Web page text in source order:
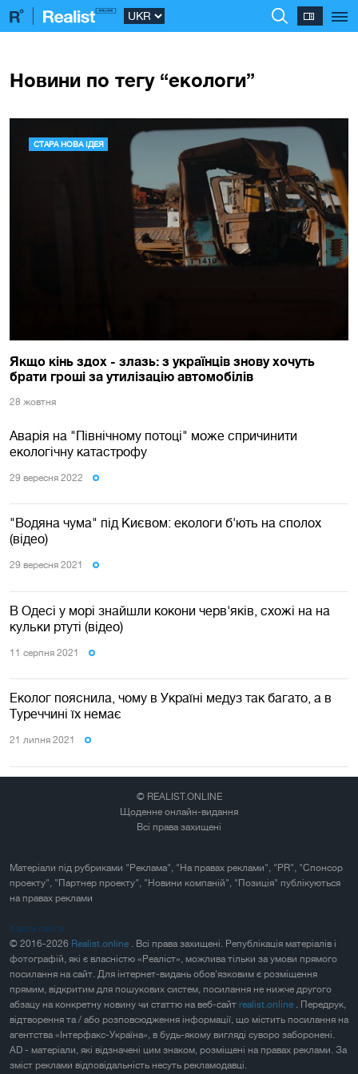
Новини по тегу “екологи”
СТАРА НОВА ІДЕЯ
Якщо кінь здох - злазь: з українців знову хочуть
брати гроші за утилізацію автомобілів
28 жовтня
Аварія на "Північному потоці" може спричинити
екологічну катастрофу
29 вересня 2022
"Водяна чума" під Києвом: екологи б'ють на сполох
(відео)
29 вересня 2021
В Одесі у морi знайшли кокони черв'яків, схожі на на
кульки ртуті (відео)
11 серпня 2021
Еколог пояснила, чому в Україні медуз так багато, а в
Туреччині їх немає
21 липня 2021
© REALIST.ONLINE
Щоденне онлайн-видання
Всі права захищені
Матеріали під рубриками "Реклама", "На правах реклами", "PR", "Спонсор
проекту", "Партнер проекту", "Новини компаній", "Позиція" публікуються
на правах реклами
Карта сайта
© 2016-2026 Realist.online
. Всі права захищені. Републікація матеріалів і
фотографій, які є власністю «Реаліст», можлива тільки за умови прямого
посилання на сайт. Для інтернет-видань обов'язковим є розміщення
прямим, відкритим для пошукових систем, посилання не нижче другого
абзацу на конкретну новину чи статтю на веб-сайт realist.online
. Передрук,
відтворення та / або розповсюдження інформації, що містить посилання на
агентства «Інтерфакс-Україна», в будь-якому вигляді суворо заборонені.
AD - матеріали, які відзначені цим знаком, розміщені на правах реклами. За
зміст реклами відповідальність несуть рекламодавці.